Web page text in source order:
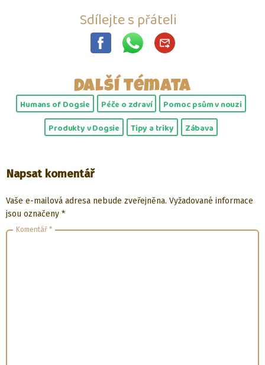
Sdílejte s přáteli
Další témata
Humans of Dogsie Péče o zdraví
Pomoc psům v nouzi
Produkty v Dogsie
Tipy a triky Zábava
Napsat komentář
Vaše e-mailová adresa nebude zveřejněna. Vyžadované informace
jsou označeny *
Komentář *